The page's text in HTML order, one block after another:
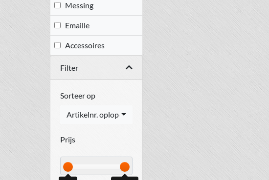
Messing
Emaille
Accessoires
Filter
Sorteer op
Artikelnr. oplopend
Prijs